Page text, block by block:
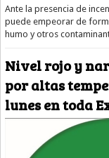
Ante la presencia de
puede empeorar de
humo y otros
Nivel rojo y
por altas
lunes en toda